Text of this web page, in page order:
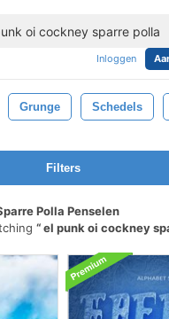
Inloggen
Grunge Schedels
Filters
Polla Penselen
el punk oi cockney